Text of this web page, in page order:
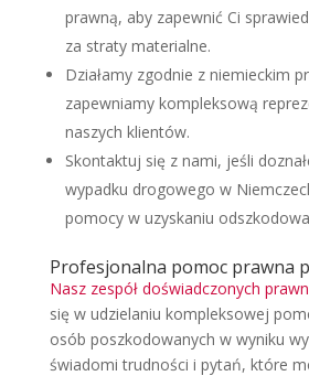
prawną, aby zapewnić Ci
za straty materialne.
Działamy zgodnie z niemieckim
zapewniamy kompleksową
naszych klientów.
Skontaktuj się z nami, jeśli
wypadku drogowego w
pomocy w uzyskaniu
Profesjonalna pomoc prawna
Nasz zespół doświadczonych
się w udzielaniu kompleksowej
osób poszkodowanych w wyniku
świadomi trudności i pytań, które